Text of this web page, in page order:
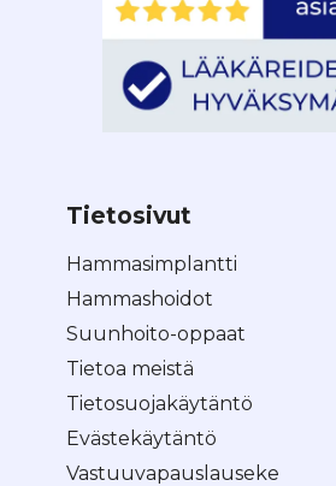
Tietosivut
Hammasimplantti
Hammashoidot
Suunhoito-oppaat
Tietoa meistä
Tietosuojakäytäntö
Evästekäytäntö
Vastuuvapauslauseke